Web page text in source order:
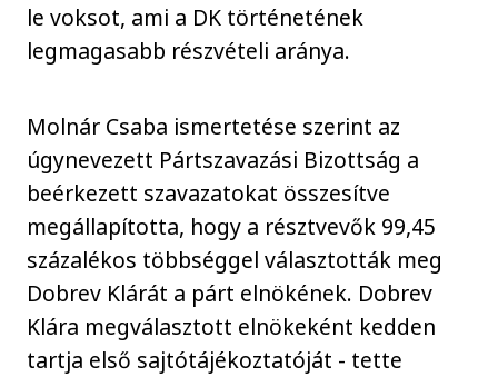
le voksot, ami a DK történetének
legmagasabb részvételi aránya.
Molnár Csaba ismertetése szerint az
úgynevezett Pártszavazási Bizottság a
beérkezett szavazatokat összesítve
megállapította, hogy a résztvevők 99,45
százalékos többséggel választották meg
Dobrev Klárát a párt elnökének. Dobrev
Klára megválasztott elnökeként kedden
tartja első sajtótájékoztatóját - tette